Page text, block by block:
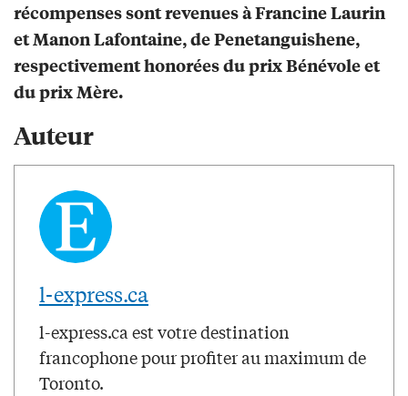
récompenses sont revenues à Francine Laurin
et Manon Lafontaine, de Penetanguishene,
respectivement honorées du prix Bénévole et
du prix Mère.
Auteur
l-express.ca
l-express.ca est votre destination
francophone pour profiter au maximum de
Toronto.